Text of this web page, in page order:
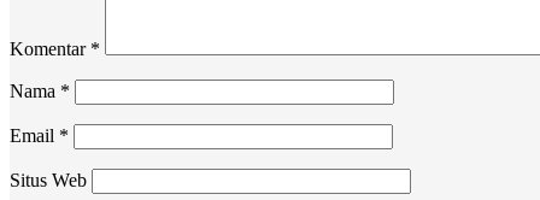
Komentar *
Nama *
Email *
Situs Web